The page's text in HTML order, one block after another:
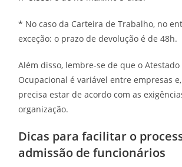
* No caso da Carteira de Trabalho, no
exceção: o prazo de devolução é de 48h.
Além disso, lembre-se de que o Atestado
Ocupacional é variável entre empresas
precisa estar de acordo com as
organização.
Dicas para facilitar o
admissão de funcionários